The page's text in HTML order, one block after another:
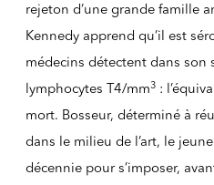
rejeton d’une grande famille
Kennedy apprend qu’il est
médecins détectent dans son
lymphocytes T4/mm3:
mort. Bosseur, déterminé à
dans le milieu de l’art, le
décennie pour s’imposer,